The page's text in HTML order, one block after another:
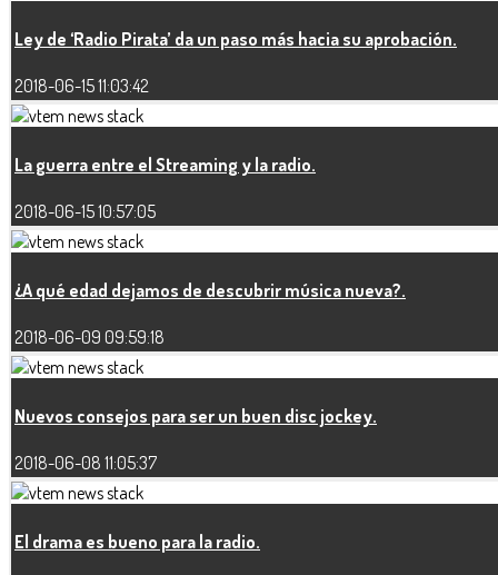
Ley de ‘Radio Pirata’ da un paso más hacia su aprobación.
2018-06-15 11:03:42
La guerra entre el Streaming y la radio.
2018-06-15 10:57:05
¿A qué edad dejamos de descubrir música nueva?.
2018-06-09 09:59:18
Nuevos consejos para ser un buen disc jockey.
2018-06-08 11:05:37
El drama es bueno para la radio.